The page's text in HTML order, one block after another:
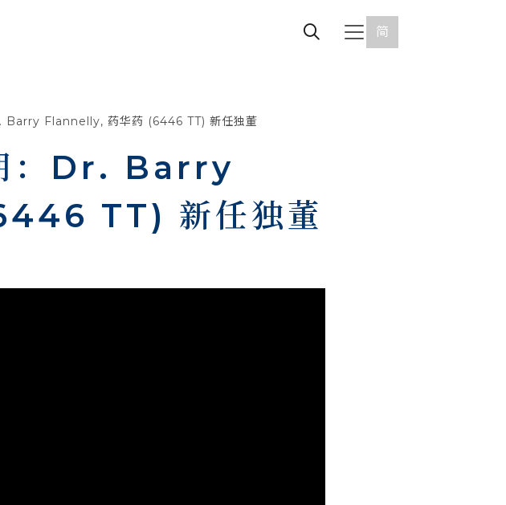
简
Barry Flannelly, 药华药 (6446 TT) 新任独董
：Dr. Barry
TT) 新任独董